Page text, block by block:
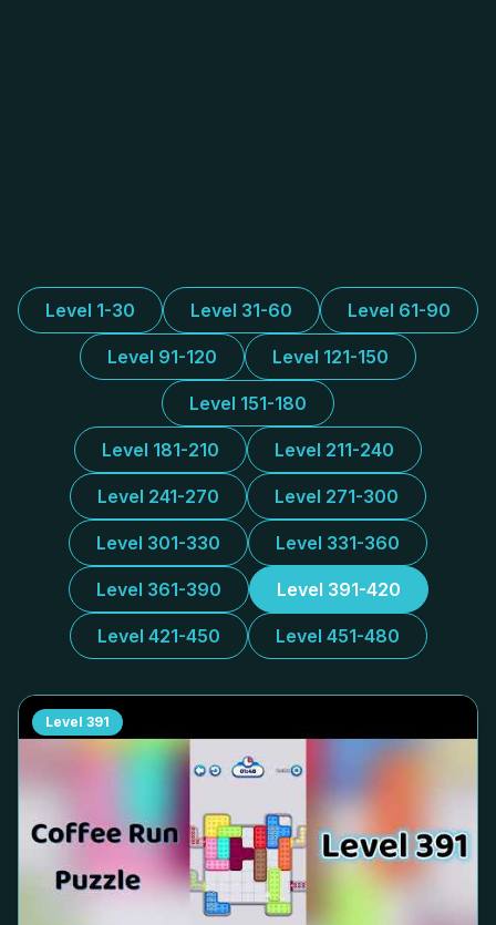
Level 1-30 Level 31-60 Level 61-90
Level 91-120 Level 121-150
Level 151-180
Level 181-210 Level 211-240
Level 241-270 Level 271-300
Level 301-330 Level 331-360
Level 361-390 Level 391-420
Level 421-450 Level 451-480
Level 391